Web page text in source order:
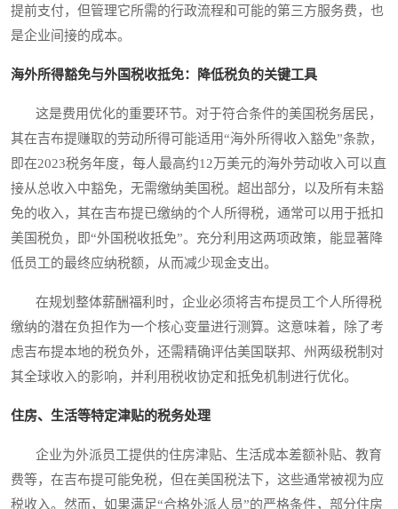
提前支付，但管理它所需的行政流程和可能的第三方服务费，也
是企业间接的成本。
海外所得豁免与外国税收抵免：降低税负的关键工具
这是费用优化的重要环节。对于符合条件的美国税务居民，
其在吉布提赚取的劳动所得可能适用“海外所得收入豁免”条款，
即在2023税务年度，每人最高约12万美元的海外劳动收入可以直
接从总收入中豁免，无需缴纳美国税。超出部分，以及所有未豁
免的收入，其在吉布提已缴纳的个人所得税，通常可以用于抵扣
美国税负，即“外国税收抵免”。充分利用这两项政策，能显著降
低员工的最终应纳税额，从而减少现金支出。
在规划整体薪酬福利时，企业必须将吉布提员工个人所得税
缴纳的潜在负担作为一个核心变量进行测算。这意味着，除了考
虑吉布提本地的税负外，还需精确评估美国联邦、州两级税制对
其全球收入的影响，并利用税收协定和抵免机制进行优化。
住房、生活等特定津贴的税务处理
企业为外派员工提供的住房津贴、生活成本差额补贴、教育
费等，在吉布提可能免税，但在美国税法下，这些通常被视为应
税收入。然而，如果满足“合格外派人员”的严格条件，部分住房